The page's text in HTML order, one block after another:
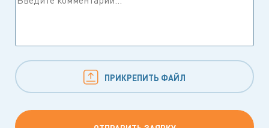
ПРИКРЕПИТЬ ФАЙЛ